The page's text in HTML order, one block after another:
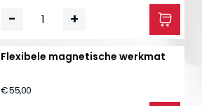
- +
Flexibele magnetische werkmat
€ 55,00